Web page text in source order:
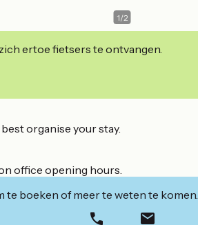
1/2
ertoe fietsers te ontvangen.
organise your stay.
office opening hours.
te boeken of meer te weten te komen.